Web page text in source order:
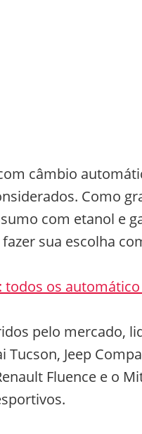
câmbio
Como
com etanol e
sua escolha
os
pelo mercado,
Tucson, Jeep
Fluence e o